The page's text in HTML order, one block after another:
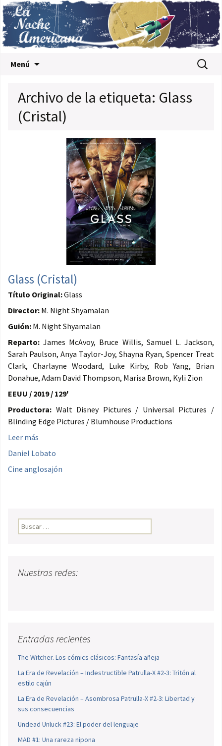
Menú Buscar:
Archivo de la etiqueta: Glass
(Cristal)
Glass (Cristal)
Título Original:Glass
Director: M. Night Shyamalan
Guión: M. Night Shyamalan
Reparto: James McAvoy, Bruce Willis, Samuel L. Jackson,
Sarah Paulson, Anya Taylor-Joy, Shayna Ryan, Spencer Treat
Clark, Charlayne Woodard, Luke Kirby, Rob Yang, Brian
Donahue, Adam David Thompson, Marisa Brown, Kyli Zion
EEUU / 2019 / 129'
Productora: Walt Disney Pictures / Universal Pictures /
Blinding Edge Pictures / Blumhouse Productions
Leer más
Daniel Lobato
Cine anglosajón
Buscar:
Nuestras redes:
Entradas recientes
The Witcher. Los cómics clásicos: Fantasía añeja
La Era de Revelación – Indestructible Patrulla-X #2-3: Tritón al
estilo cajún
La Era de Revelación – Asombrosa Patrulla-X #2-3: Libertad y
sus consecuencias
Undead Unluck #23: El poder del lenguaje
MAD #1: Una rareza nipona